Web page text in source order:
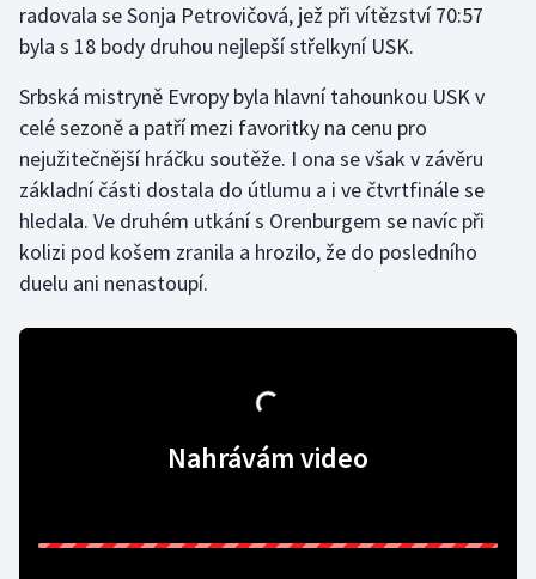
Golf
Gymnastika
Házená
Jezdectví
Moderní pětiboj
radovala se Sonja Petrovičová, jež při vítězství 70:57
byla s 18 body druhou nejlepší střelkyní USK.
Srbská mistryně Evropy byla hlavní tahounkou USK v
celé sezoně a patří mezi favoritky na cenu pro
nejužitečnější hráčku soutěže. I ona se však v závěru
základní části dostala do útlumu a i ve čtvrtfinále se
hledala. Ve druhém utkání s Orenburgem se navíc při
kolizi pod košem zranila a hrozilo, že do posledního
duelu ani nenastoupí.
Nahrávám video